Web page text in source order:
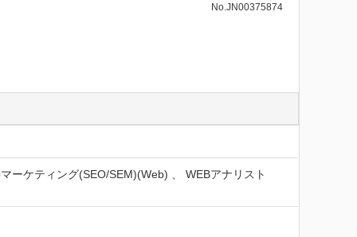
No.JN00375874
ーケティング(SEO/SEM)(Web) 、 WEBアナリスト